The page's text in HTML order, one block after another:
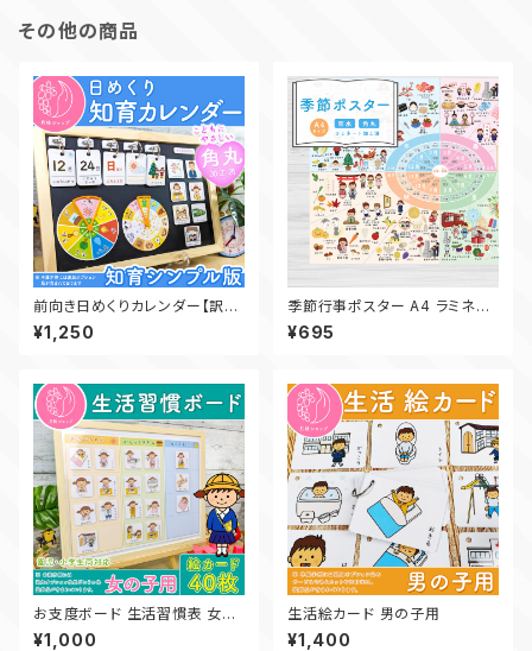
その他の商品
前向き日めくりカレンダー【訳あ
りブラックボード選択可（縦 22.
5cm、横 32.5cm）】
¥1,250
季節行事ポスター A4 ラミネー
ト 小学校受験 知育 四季 行事
花 食べ物 学習
¥695
お支度ボード 生活習慣表 女の
子用
¥1,000
生活絵カード 男の子用
¥1,400